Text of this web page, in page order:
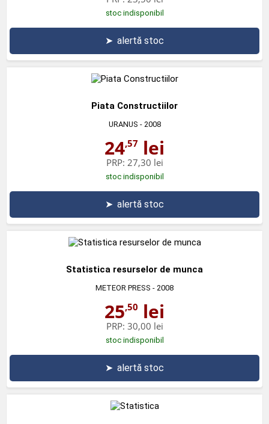
stoc indisponibil
➤ alertă stoc
Piata Constructiilor
URANUS - 2008
24,57 lei
PRP: 27,30 lei
stoc indisponibil
➤ alertă stoc
Statistica resurselor de munca
METEOR PRESS - 2008
25,50 lei
PRP: 30,00 lei
stoc indisponibil
➤ alertă stoc